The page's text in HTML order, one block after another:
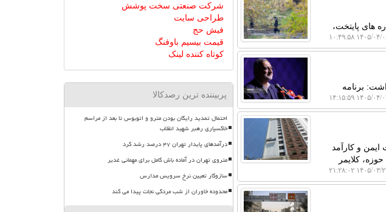
های پایتخت،
۰۴/۰۸ ۱۰:۴۹:۵۸
برنامه
۰۴/۰۷ ۱۴:۱۵:۵۹
و کارآمد
کلایمر
۰۳/۲۳ ۲۱:۲۸:۰۲
شرکت صنعتی سخت پوشش
طراحی سایت
فیش حج
قیمت بیسیم باوفنگ
کوتاه کننده لینک
پربیننده ترین رصدکالا
احتمال تمدید رایگان بودن مترو و اتوبوس تا بعد از مراسم
خاکسپاری رهبر شهید انقلاب
درآمدهای پایدار تهران ۴۷ درصد رشد کرد
متروی تهران در آماده باش کامل برای مهمانی غدیر
سازوکار تعیین نرخ سرویس مدارس
محدوده خاوران از شب مردگی نجات پیدا می کند